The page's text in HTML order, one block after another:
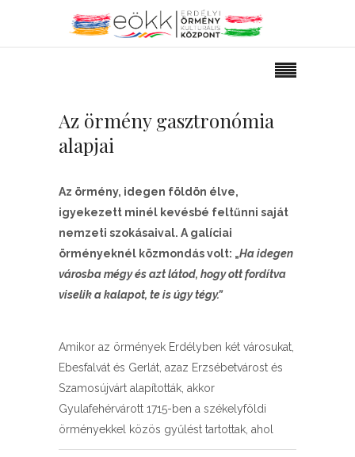
Az örmény gasztronómia
alapjai
Az örmény, idegen földön élve,
igyekezett minél kevésbé feltűnni saját
nemzeti szokásaival. A galíciai
örményeknél közmondás volt: „Ha idegen
városba mégy és azt látod, hogy ott fordítva
viselik a kalapot, te is úgy tégy.”
Amikor az örmények Erdélyben két városukat,
Ebesfalvát és Gerlát, azaz Erzsébetvárost és
Szamosújvárt alapították, akkor
Gyulafehérvárott 1715-ben a székelyföldi
örményekkel közös gyűlést tartottak, ahol